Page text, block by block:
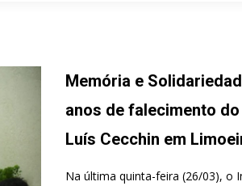
Memória e
anos de falecimento
Luís Cecchin em
Na última quinta-feira (26/03), o